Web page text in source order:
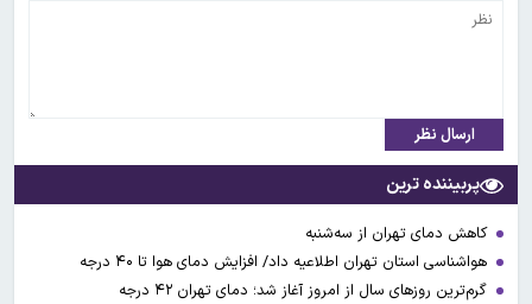
ارسال نظر
پربیننده ترین
کاهش دمای تهران از سه‌شنبه
هواشناسی استان تهران اطلاعیه داد/ افزایش دمای هوا تا ۴۰ درجه
گرم‌ترین روزهای سال از امروز آغاز شد؛ دمای تهران ۴۲ درجه